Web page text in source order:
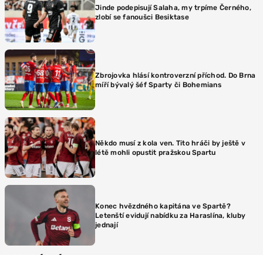
Jinde podepisují Salaha, my trpíme Černého,
zlobí se fanoušci Besiktase
Zbrojovka hlásí kontroverzní příchod. Do Brna
míří bývalý šéf Sparty či Bohemians
Někdo musí z kola ven. Tito hráči by ještě v
létě mohli opustit pražskou Spartu
Konec hvězdného kapitána ve Spartě?
Letenští evidují nabídku za Haraslína, kluby
jednají